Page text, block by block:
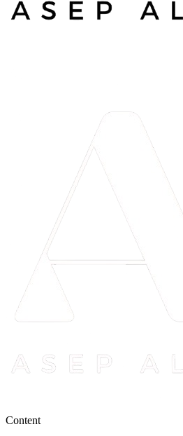
Content